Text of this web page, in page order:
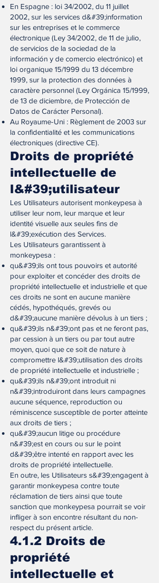
En Espagne : loi 34/2002, du 11 juillet
2002, sur les services d&#39;information
sur les entreprises et le commerce
électronique (Ley 34/2002, de 11 de julio,
de servicios de la sociedad de la
información y de comercio electrónico) et
loi organique 15/1999 du 13 décembre
1999, sur la protection des données à
caractère personnel (Ley Orgánica 15/1999,
de 13 de diciembre, de Protección de
Datos de Carácter Personal).
Au Royaume-Uni : Règlement de 2003 sur
la confidentialité et les communications
électroniques (directive CE).
Droits de propriété
intellectuelle de
l&#39;utilisateur
Les Utilisateurs autorisent monkeypesa à
utiliser leur nom, leur marque et leur
identité visuelle aux seules fins de
l&#39;exécution des Services.
Les Utilisateurs garantissent à
monkeypesa :
qu&#39;ils ont tous pouvoirs et autorité
pour exploiter et concéder des droits de
propriété intellectuelle et industrielle et que
ces droits ne sont en aucune manière
cédés, hypothéqués, grevés ou
d&#39;aucune manière dévolus à un tiers ;
qu&#39;ils n&#39;ont pas et ne feront pas,
par cession à un tiers ou par tout autre
moyen, quoi que ce soit de nature à
compromettre l&#39;utilisation des droits
de propriété intellectuelle et industrielle ;
qu&#39;ils n&#39;ont introduit ni
n&#39;introduiront dans leurs campagnes
aucune séquence, reproduction ou
réminiscence susceptible de porter atteinte
aux droits de tiers ;
qu&#39;aucun litige ou procédure
n&#39;est en cours ou sur le point
d&#39;être intenté en rapport avec les
droits de propriété intellectuelle.
En outre, les Utilisateurs s&#39;engagent à
garantir monkeypesa contre toute
réclamation de tiers ainsi que toute
sanction que monkeypesa pourrait se voir
infliger à son encontre résultant du non-
respect du présent article.
4.1.2 Droits de
propriété
intellectuelle et